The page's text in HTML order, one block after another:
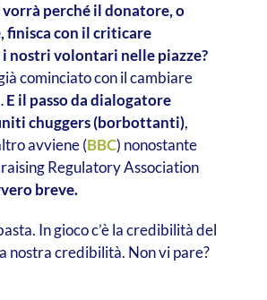
perché il donatore, o
finisca con il criticare
nostri volontari nelle piazze?
cominciato con il cambiare
E il passo da dialogatore
chuggers (borbottanti),
avviene (BBC) nonostante
Regulatory Association
breve.
In gioco c’è la credibilità del
nostra credibilità. Non vi pare?